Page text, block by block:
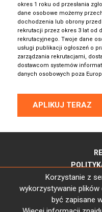
okres 1 roku od przesłania
dane osobowe możemy
dochodzenia lub obrony
rekrutacji przez okres 3 lat od
rekrutacyjnego. Twoje dane
usługi publikacji ogłoszeń o
zarządzania rekrutacjami,
dostawcom systemów
danych osobowych poza
APLIKUJ TERAZ
Korzystanie z
wykorzystywanie
być zapisane